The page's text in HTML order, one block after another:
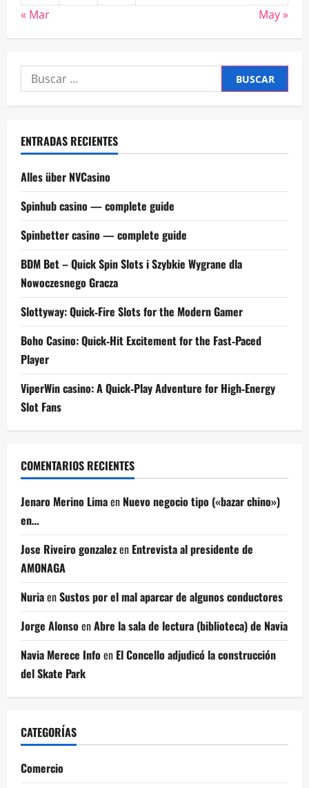
« Mar May »
Buscar:
ENTRADAS RECIENTES
Alles über NVCasino
Spinhub casino — complete guide
Spinbetter casino — complete guide
BDM Bet – Quick Spin Slots i Szybkie Wygrane dla
Nowoczesnego Gracza
Slottyway: Quick‑Fire Slots for the Modern Gamer
Boho Casino: Quick‑Hit Excitement for the Fast‑Paced
Player
ViperWin casino: A Quick‑Play Adventure for High‑Energy
Slot Fans
COMENTARIOS RECIENTES
Jenaro Merino Limaen Nuevo negocio tipo («bazar chino»)
en…
Jose Riveiro gonzalezen Entrevista al presidente de
AMONAGA
NuriaenSustos por el mal aparcar de algunos conductores
Jorge AlonsoenAbre la sala de lectura (biblioteca) de Navia
Navia Merece Infoen El Concello adjudicó la construcción
del Skate Park
CATEGORÍAS
Comercio